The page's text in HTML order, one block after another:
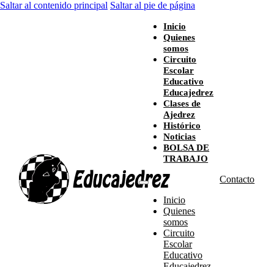
Saltar al contenido principal Saltar al pie de página
Inicio
Quienes
somos
Circuito
Escolar
Educativo
Educajedrez
Clases de
Ajedrez
Histórico
Noticias
BOLSA DE
TRABAJO
Inicio
Quienes
somos
Circuito
Escolar
Educativo
Contacto